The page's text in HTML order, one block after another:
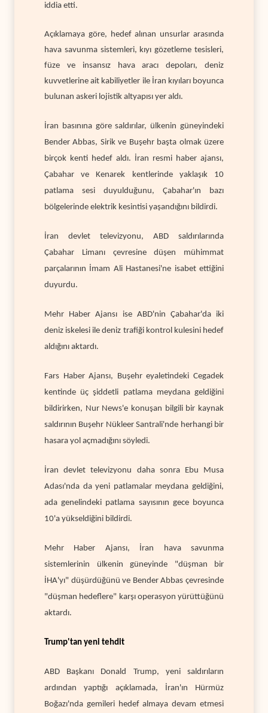
iddia etti.
Açıklamaya göre, hedef alınan unsurlar arasında
hava savunma sistemleri, kıyı gözetleme tesisleri,
füze ve insansız hava aracı depoları, deniz
kuvvetlerine ait kabiliyetler ile İran kıyıları boyunca
bulunan askeri lojistik altyapısı yer aldı.
İran basınına göre saldırılar, ülkenin güneyindeki
Bender Abbas, Sirik ve Buşehr başta olmak üzere
birçok kenti hedef aldı. İran resmi haber ajansı,
Çabahar ve Kenarek kentlerinde yaklaşık 10
patlama sesi duyulduğunu, Çabahar'ın bazı
bölgelerinde elektrik kesintisi yaşandığını bildirdi.
İran devlet televizyonu, ABD saldırılarında
Çabahar Limanı çevresine düşen mühimmat
parçalarının İmam Ali Hastanesi'ne isabet ettiğini
duyurdu.
Mehr Haber Ajansı ise ABD'nin Çabahar'da iki
deniz iskelesi ile deniz trafiği kontrol kulesini hedef
aldığını aktardı.
Fars Haber Ajansı, Buşehr eyaletindeki Cegadek
kentinde üç şiddetli patlama meydana geldiğini
bildirirken, Nur News'e konuşan bilgili bir kaynak
saldırının Buşehr Nükleer Santrali'nde herhangi bir
hasara yol açmadığını söyledi.
İran devlet televizyonu daha sonra Ebu Musa
Adası'nda da yeni patlamalar meydana geldiğini,
ada genelindeki patlama sayısının gece boyunca
10'a yükseldiğini bildirdi.
Mehr Haber Ajansı, İran hava savunma
sistemlerinin ülkenin güneyinde "düşman bir
İHA'yı" düşürdüğünü ve Bender Abbas çevresinde
"düşman hedeflere" karşı operasyon yürüttüğünü
aktardı.
Trump'tan yeni tehdit
ABD Başkanı Donald Trump, yeni saldırıların
ardından yaptığı açıklamada, İran'ın Hürmüz
Boğazı'nda gemileri hedef almaya devam etmesi